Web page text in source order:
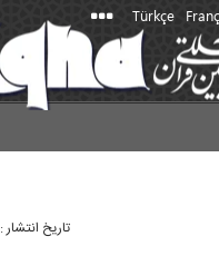
Türkçe
تاریخ انتشار :